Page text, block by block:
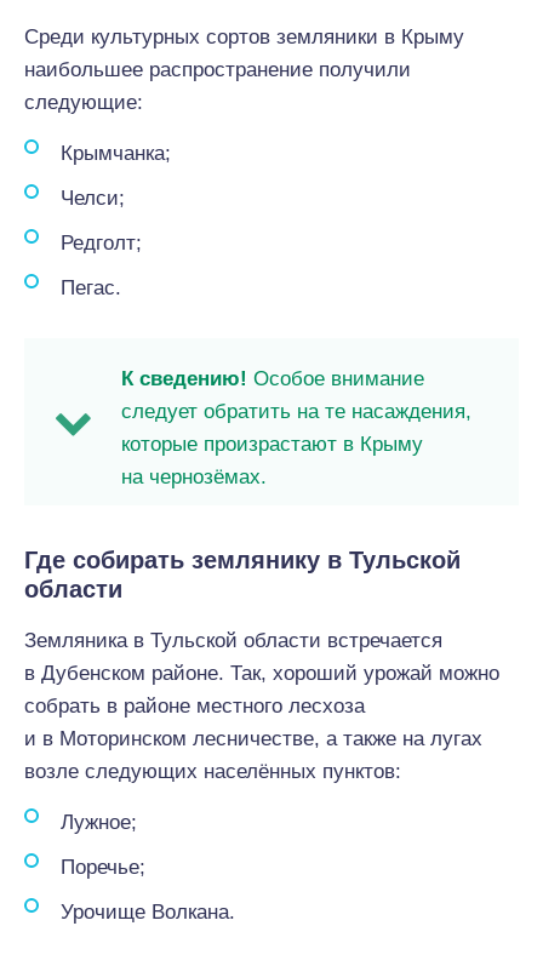
Среди культурных сортов земляники в Крыму
наибольшее распространение получили
следующие:
Крымчанка;
Челси;
Редголт;
Пегас.
К сведению! Особое внимание
следует обратить на те насаждения,
которые произрастают в Крыму
на чернозёмах.
Где собирать землянику в Тульской
области
Земляника в Тульской области встречается
в Дубенском районе. Так, хороший урожай можно
собрать в районе местного лесхоза
и в Моторинском лесничестве, а также на лугах
возле следующих населённых пунктов:
Лужное;
Поречье;
Урочище Волкана.